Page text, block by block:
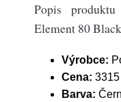
Popis
Element 80
Výrobce:
Cena:
Barva: